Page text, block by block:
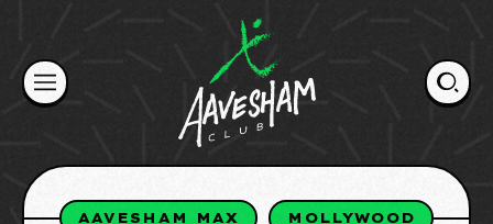
content
AAVESHAM MAX MOLLYWOOD